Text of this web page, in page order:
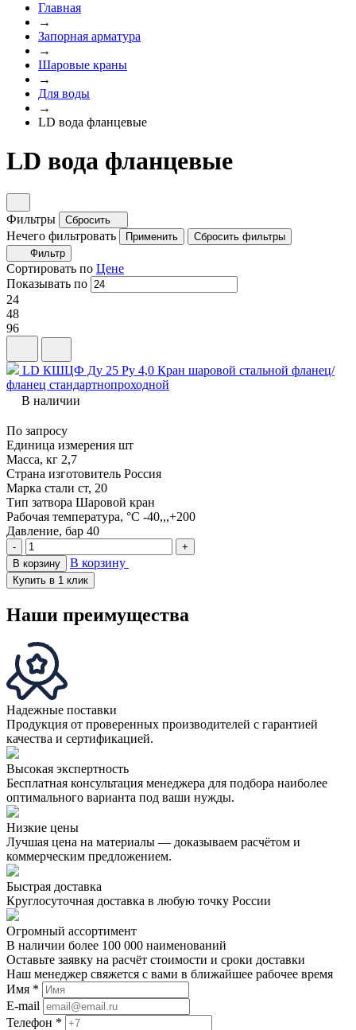
Главная
→
Запорная арматура
→
Шаровые краны
→
Для воды
→
LD вода фланцевые
LD вода фланцевые
Фильтры Сбросить
Нечего фильтровать Применить
Сбросить фильтры
Фильтр
Сортировать по Цене
Показывать по
24
48
96
LD КШЦФ Ду 25 Ру 4,0 Кран шаровой стальной фланец/
фланец стандартнопроходной
В наличии
По запросу
Единица измерения шт
Масса, кг 2,7
Страна изготовитель Россия
Марка стали ст, 20
Тип затвора Шаровой кран
Рабочая температура, °С -40,,,+200
Давление, бар 40
-
+
В корзину
В корзину
Купить в 1 клик
Наши преимущества
Надежные поставки
Продукция от проверенных производителей с гарантией
качества и сертификацией.
Высокая экспертность
Бесплатная консультация менеджера для подбора наиболее
оптимального варианта под ваши нужды.
Низкие цены
Лучшая цена на материалы — доказываем расчётом и
коммерческим предложением.
Быстрая доставка
Круглосуточная доставка в любую точку России
Огромный ассортимент
В наличии более 100 000 наименований
Оставьте заявку на расчёт стоимости и сроки доставки
Наш менеджер свяжется с вами в ближайшее рабочее время
Имя *
E-mail
Телефон *